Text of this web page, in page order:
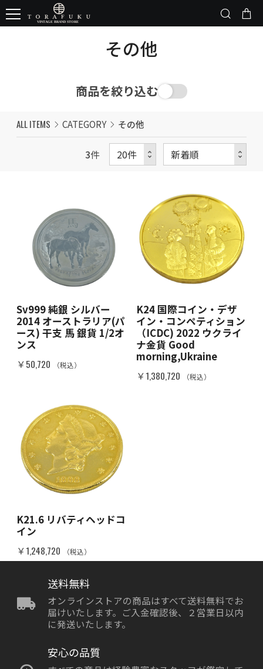
その他
商品を絞り込む
ALL ITEMS CATEGORY その他
3件
Sv999 純銀 シルバー
2014 オーストラリア(パ
ース) 干支 馬 銀貨 1/2オ
ンス
￥50,720
（税込）
K24 国際コイン・デザ
イン・コンペティション
（ICDC) 2022 ウクライ
ナ金貨 Good
morning,Ukraine
￥1,380,720
（税込）
K21.6 リバティヘッドコ
イン
￥1,248,720
（税込）
送料無料
オンラインストアの商品はすべて送料無料でお
届けいたします。ご入金確認後、２営業日以内
に発送いたします。
安心の品質